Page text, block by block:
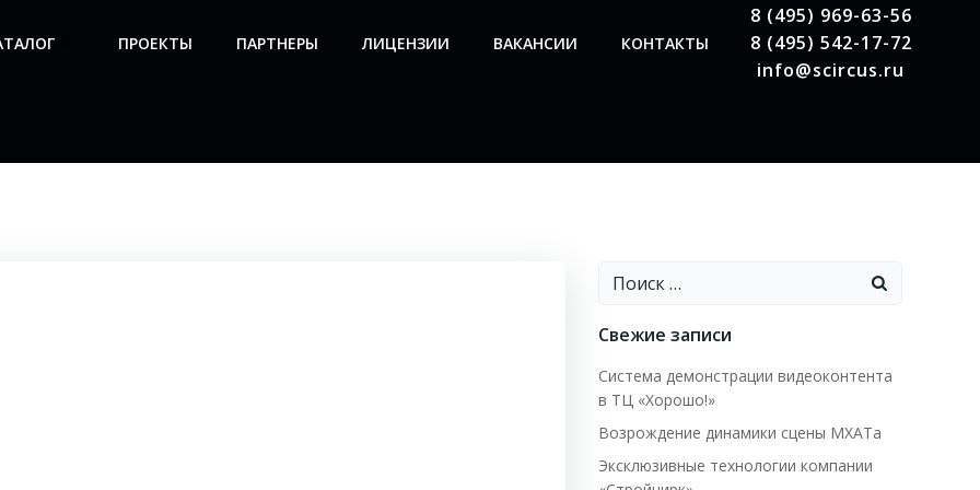
ПРОЕКТЫ ПАРТНЕРЫ ЛИЦЕНЗИИ ВАКАНСИИ КОНТАКТЫ
8 (495) 969-63-56
8 (495) 542-17-72
info@scircus.ru
Найти:
Свежие записи
Система демонстрации видеоконтента
в ТЦ «Хорошо!»
Возрождение динамики сцены МХАТа
Эксклюзивные технологии компании